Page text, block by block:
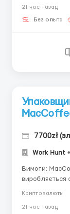
підводних масок) **ЗАРОБІТНА ПЛАТА** 24,60
нетто -
21 час назад
Без опыта
7700zł
Work Hunt +
Вимоги: MacCoffee— торгова марка кави, що
виробляється
кави
Криптовалюты
21 час назад